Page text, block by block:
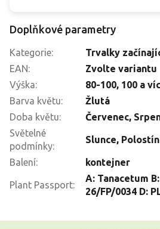
Doplňkové parametry
Kategorie:
Trvalky
EAN:
Zvolte variantu
Výška: 80-100, 100 a
Barva květu:
Žlutá
Doba květu: Červenec,
Světelné
podmínky:
Slunce, Polostín
Balení: kontejner
Plant Passport:
A: Tanacetum
26/FP/0034 D: